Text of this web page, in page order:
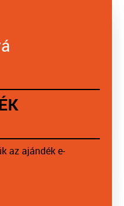
az ajándék e-